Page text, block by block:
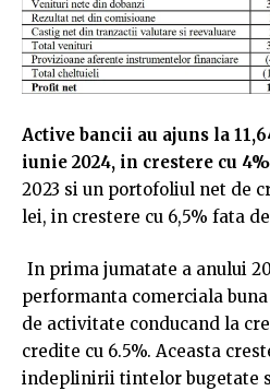
Active bancii au ajuns la
iunie 2024, in crestere cu 4%
2023 si un portofoliul net de
lei, in crestere cu 6,5% fata
In prima jumatate a anului
performanta comerciala
de activitate conducand la
credite cu 6.5%. Aceasta
indeplinirii tintelor bugetate